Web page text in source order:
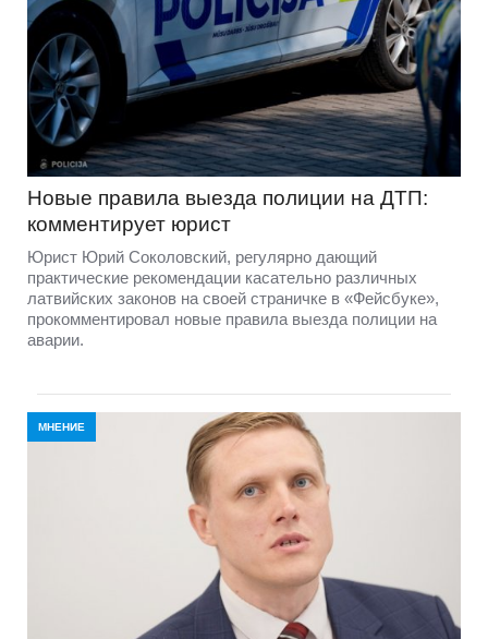
Новые правила выезда полиции на ДТП:
комментирует юрист
Юрист Юрий Соколовский, регулярно дающий
практические рекомендации касательно различных
латвийских законов на своей страничке в «Фейсбуке»,
прокомментировал новые правила выезда полиции на
аварии.
МНЕНИЕ